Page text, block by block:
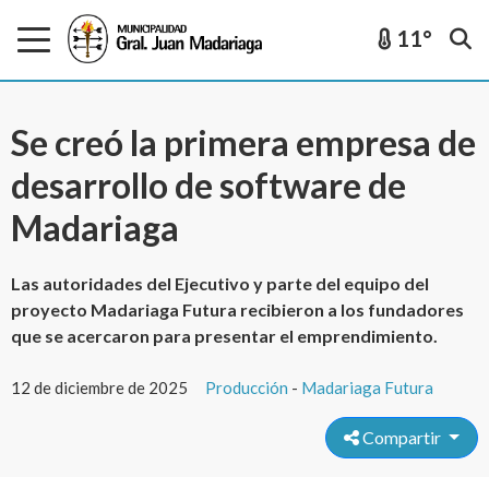
11°
Se creó la primera empresa de
desarrollo de software de
Madariaga
Las autoridades del Ejecutivo y parte del equipo del
proyecto Madariaga Futura recibieron a los fundadores
que se acercaron para presentar el emprendimiento.
12 de diciembre de 2025 Producción - Madariaga Futura
Compartir